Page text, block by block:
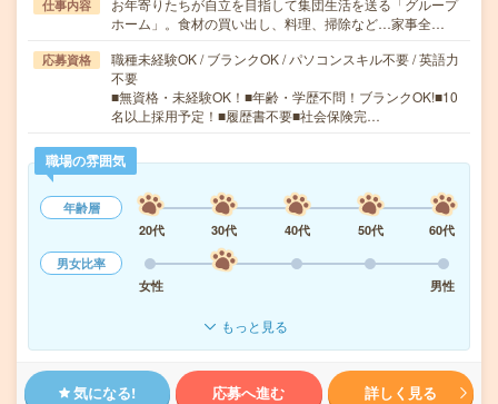
仕事内容
お年寄りたちが自立を目指して集団生活を送る「グループ
ホーム」。食材の買い出し、料理、掃除など…家事全…
応募資格
職種未経験OK / ブランクOK / パソコンスキル不要 / 英語力
不要
■無資格・未経験OK！■年齢・学歴不問！ブランクOK!■10
名以上採用予定！■履歴書不要■社会保険完…
職場の雰囲気
年齢層
20代
30代 40代 50代
60代
男女比率
女性
男性
もっと見る
気になる! 応募へ進む 詳しく見る